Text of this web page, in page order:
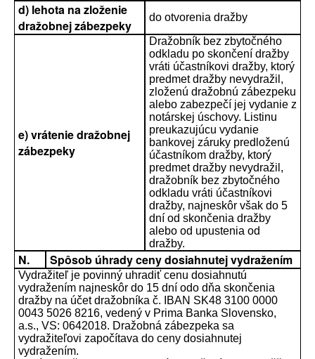
d) lehota na zloženie
dražobnej zábezpeky
do otvorenia dražby
e) vrátenie dražobnej
zábezpeky
Dražobník bez zbytočného
odkladu po skončení dražby
vráti účastníkovi dražby, ktorý
predmet dražby nevydražil,
zloženú dražobnú zábezpeku
alebo zabezpečí jej vydanie z
notárskej úschovy. Listinu
preukazujúcu vydanie
bankovej záruky predloženú
účastníkom dražby, ktorý
predmet dražby nevydražil,
dražobník bez zbytočného
odkladu vráti účastníkovi
dražby, najneskôr však do 5
dní od skončenia dražby
alebo od upustenia od
dražby.
N. Spôsob úhrady ceny dosiahnutej vydražením
Vydražiteľ je povinný uhradiť cenu dosiahnutú
vydražením najneskôr do 15 dní odo dňa skončenia
dražby na účet dražobníka č. IBAN SK48 3100 0000
0043 5026 8216, vedený v Prima Banka Slovensko,
a.s., VS: 0642018. Dražobná zábezpeka sa
vydražiteľovi započítava do ceny dosiahnutej
vydražením.